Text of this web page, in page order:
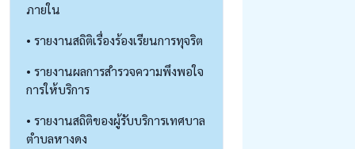
ภายใน
• รายงานสถิติเรื่องร้องเรียนการทุจริต
• รายงานผลการสำรวจความพึงพอใจ
การให้บริการ
• รายงานสถิติของผู้รับบริการเทศบาล
ตำบลหางดง